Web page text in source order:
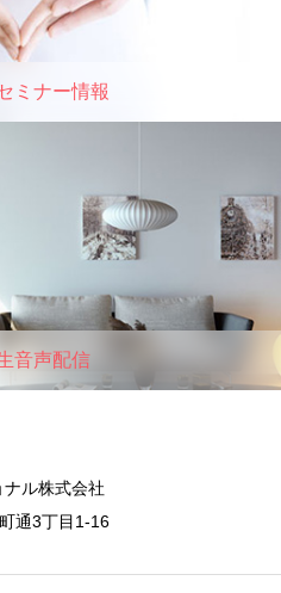
ミナー情報
音声配信
ル株式会社
通3丁目1-16